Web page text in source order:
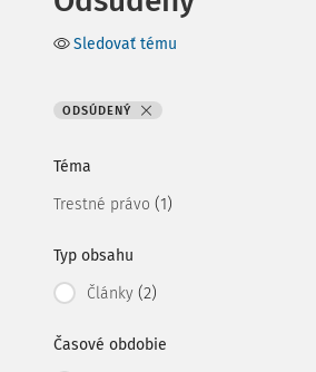
Sledovať tému
ODSÚDENÝ
Téma
Trestné právo (1)
Typ obsahu
Články (2)
Časové obdobie